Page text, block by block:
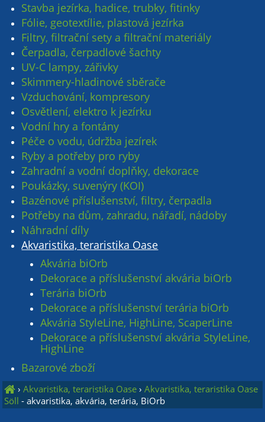
Stavba jezírka, hadice, trubky, fitinky
Fólie, geotextílie, plastová jezírka
Filtry, filtrační sety a filtrační materiály
Čerpadla, čerpadlové šachty
UV-C lampy, zářivky
Skimmery-hladinové sběrače
Vzduchování, kompresory
Osvětlení, elektro k jezírku
Vodní hry a fontány
Péče o vodu, údržba jezírek
Ryby a potřeby pro ryby
Zahradní a vodní doplňky, dekorace
Poukázky, suvenýry (KOI)
Bazénové příslušenství, filtry, čerpadla
Potřeby na dům, zahradu, nářadí, nádoby
Náhradní díly
Akvaristika, teraristika Oase
Akvária biOrb
Dekorace a příslušenství akvária biOrb
Terária biOrb
Dekorace a příslušenství terária biOrb
Akvária StyleLine, HighLine, ScaperLine
Dekorace a příslušenství akvária StyleLine,
HighLine
Bazarové zboží
›Akvaristika, teraristika Oase ›Akvaristika, teraristika Oase
Söll - akvaristika, akvária, terária, BiOrb